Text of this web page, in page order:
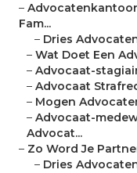
–
Fam...
– Dries
– Wat Doet Een
– Advocaat-
– Advocaat
– Mogen
– Advocaat-
Advocat...
– Zo Word Je
– Dries